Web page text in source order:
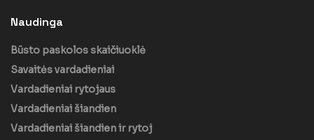
Naudinga
Būsto paskolos skaičiuoklė
Savaitės vardadieniai
Vardadieniai rytojaus
Vardadieniai šiandien
Vardadieniai šiandien ir rytoj